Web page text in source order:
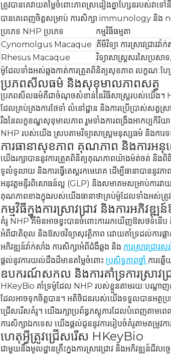
ត្រូវបានគេវាយតម្លៃចំពោះភាពស្រដៀងគ្នាហ្សែនរបស់វាទ
បានគេពេញចិត្តសម្រាប់ ការសិក្សា immunology និង
ប្រភេទ NHP ប្រភេទ
កម្មវិធីធម្មតា
Cynomolgus Macaque គីមីវិទ្យា ការស្រាវជ្រាវ
Rhesus Macaque
វិទ្យាសាស្រ្តសរសៃប្រសា
ម៉ូដែលទាំងអស់ឆ្លងកាត់ការត្រួតពិនិត្យសុខភាព លក្ខណៈហ្សែន
ប្រភពសីលធម៌ និងសុខុមាលភាពសត្វ
ប្រភពសីលធម៌គឺជាចំណុចសំខាន់នៃវិធីសាស្រ្តរបស់យើង។
ដែលគ្រប់គ្រងការថែទាំ លំនៅដ្ឋាន និងការប្រើប្រាស់សត្
រឹងនៃលក្ខខណ្ឌសុខុមាលភាព រួមទាំងការពង្រឹងអាកប្បកិរិយា
NHP របស់យើង ស្របតាមវិទ្យាសាស្ត្រមនុស្សធម៌ និងក
ការធានាសុខភាព គុណភាព និងការអនុ
យើងរក្សាបាននូវការត្រួតពិនិត្យគុណភាពយ៉ាងម៉ត់ចត់ និង
ទូលំទូលាយ និងការធ្វើតេស្តរកមេរោគ ដើម្បីធានាបាននូ
អនុវត្តមន្ទីរពិសោធន៍ល្អ (GLP) និងសមាគមសម្រាប់ការវ
គុណភាពខាងក្នុងរបស់យើងធានាថាគ្រប់ម៉ូដែលទាំងអស់ត្រូវ
កម្មវិធីក្នុងការស្រាវជ្រាវ និងការអភិវឌ្
គំរូ NHP គឺមិនអាចខ្វះបានចំពោះការរកឃើញឱសថទំនើប និង
អំពីជាតិពុល និងឱសថវិទ្យាសុវត្ថិភាព ដោយគាំទ្រដល់ការផ្លាស់
អភិវឌ្ឍន៍វ៉ាក់សាំង ការសិក្សាអំពីជំងឺឆ្លង និង ការស្រាវជ្រាវ
ផ្តល់នូវការយល់ដឹងដ៏មានតម្លៃចំពោះ ប្រសិទ្ធភាពថ្នាំ ការឆ្ល
ឧបករណ៍សកល និងការគាំទ្រការស្រាវជ្រ
HKeyBio គាំទ្រម៉ូដែល NHP របស់ខ្លួនតាមរយៈបណ្តាញសម្
ដែលអាចទុកចិត្តបាន។ អតិថិជនរបស់យើងទទួលបានអត្ថប្រ
ជ្រើសរើសគំរូ។ យើងរក្សាប្រព័ន្ធភស្តុភារដែលបំពេញតាម
ការសិក្សាឯកទេស យើងផ្តល់ជូននូវការរៀបចំគំរូតាមតម្រូ
ហេតុអ្វីត្រូវជ្រើសរើស HKeyBio
ជាមួយនឹងមូលដ្ឋានគ្រឹះក្នុងការស្រាវជ្រាវ និងអភិវឌ្ឍន៍ជីវ